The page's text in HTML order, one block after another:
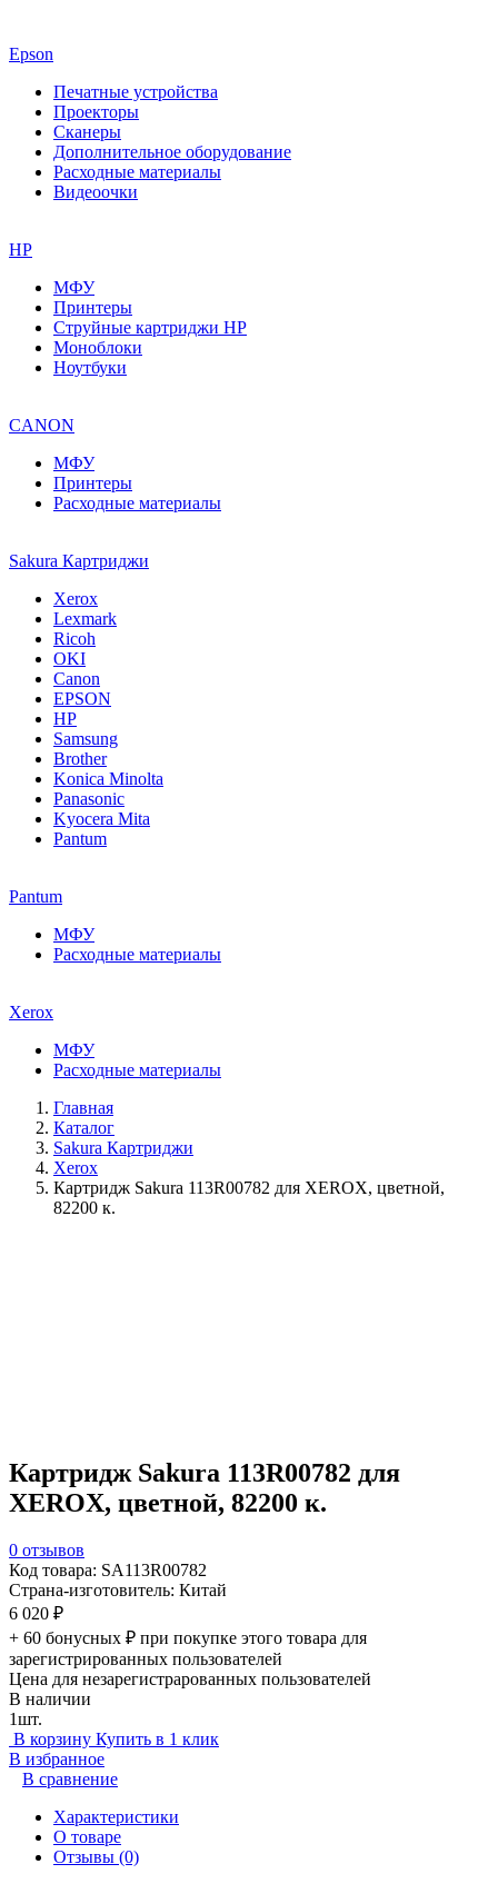
Epson
Печатные устройства
Проекторы
Сканеры
Дополнительное оборудование
Расходные материалы
Видеоочки
HP
МФУ
Принтеры
Струйные картриджи HP
Моноблоки
Ноутбуки
CANON
МФУ
Принтеры
Расходные материалы
Sakura Картриджи
Xerox
Lexmark
Ricoh
OKI
Canon
EPSON
HP
Samsung
Brother
Konica Minolta
Panasonic
Kyocera Mita
Pantum
Pantum
МФУ
Расходные материалы
Xerox
МФУ
Расходные материалы
Главная
Каталог
Sakura Картриджи
Xerox
Картридж Sakura 113R00782 для XEROX, цветной,
82200 к.
Картридж Sakura 113R00782 для
XEROX, цветной, 82200 к.
0 отзывов
Код товара: SA113R00782
Страна-изготовитель: Китай
6 020 ₽
+ 60 бонусных ₽ при покупке этого товара для
зарегистрированных пользователей
Цена для незарегистрарованных пользователей
В наличии
1шт.
В корзину Купить в 1 клик
В избранное
В сравнение
Характеристики
О товаре
Отзывы (0)